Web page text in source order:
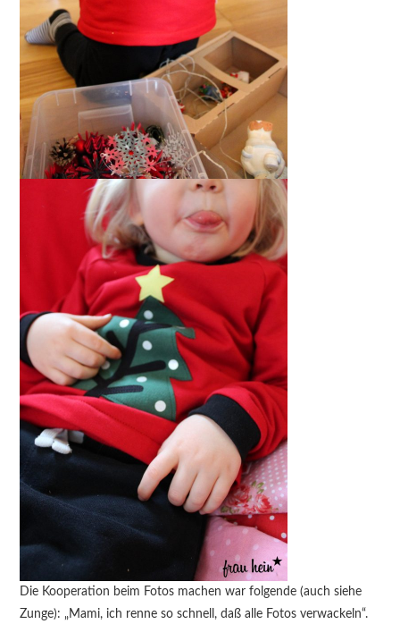
Die Kooperation beim Fotos machen war folgende (auch siehe
Zunge): „Mami, ich renne so schnell, daß alle Fotos verwackeln“.